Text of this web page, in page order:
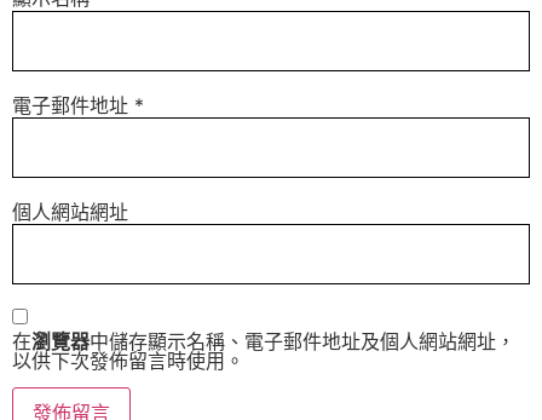
電子郵件地址 *
個人網站網址
在瀏覽器中儲存顯示名稱、電子郵件地址及個人網站網址，
以供下次發佈留言時使用。